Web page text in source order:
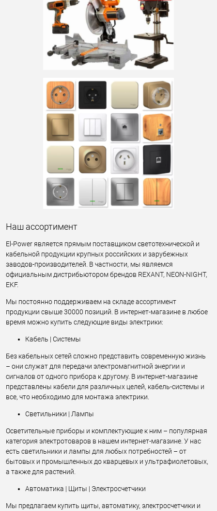
Наш ассортимент
El-Power является прямым поставщиком светотехнической и
кабельной продукции крупных российских и зарубежных
заводов-производителей. В частности, мы являемся
официальным дистрибьютором брендов REXANT, NEON-NIGHT,
EKF.
Мы постоянно поддерживаем на складе ассортимент
продукции свыше 30000 позиций. В интернет-магазине в любое
время можно купить следующие виды электрики:
Кабель | Системы
Без кабельных сетей сложно представить современную жизнь
– они служат для передачи электромагнитной энергии и
сигналов от одного прибора к другому. В интернет-магазине
представлены кабели для различных целей, кабель-системы и
все, что необходимо для монтажа электрики.
Светильники | Лампы
Осветительные приборы и комплектующие к ним – популярная
категория электротоваров в нашем интернет-магазине. У нас
есть светильники и лампы для любых потребностей – от
бытовых и промышленных до кварцевых и ультрафиолетовых,
а также для растений.
Автоматика | Щиты | Электросчетчики
Мы предлагаем купить щиты, автоматику, электросчетчики и